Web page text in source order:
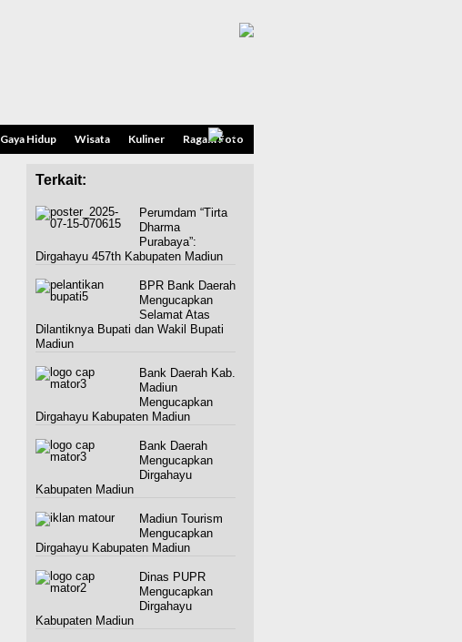
Gaya Hidup Wisata Kuliner Ragam Foto
Terkait:
Perumdam “Tirta
Dharma
Purabaya”:
Dirgahayu 457th Kabupaten Madiun
BPR Bank Daerah
Mengucapkan
Selamat Atas
Dilantiknya Bupati dan Wakil Bupati
Madiun
Bank Daerah Kab.
Madiun
Mengucapkan
Dirgahayu Kabupaten Madiun
Bank Daerah
Mengucapkan
Dirgahayu
Kabupaten Madiun
Madiun Tourism
Mengucapkan
Dirgahayu Kabupaten Madiun
Dinas PUPR
Mengucapkan
Dirgahayu
Kabupaten Madiun